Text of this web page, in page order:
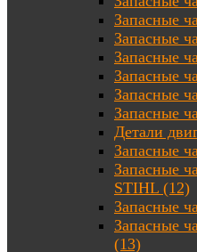
Запасные
Запасные
Запасные
Запасные
Запасные
Запасные
Детали
Запасные
Запасные
STIHL (12)
Запасные
Запасные
(13)